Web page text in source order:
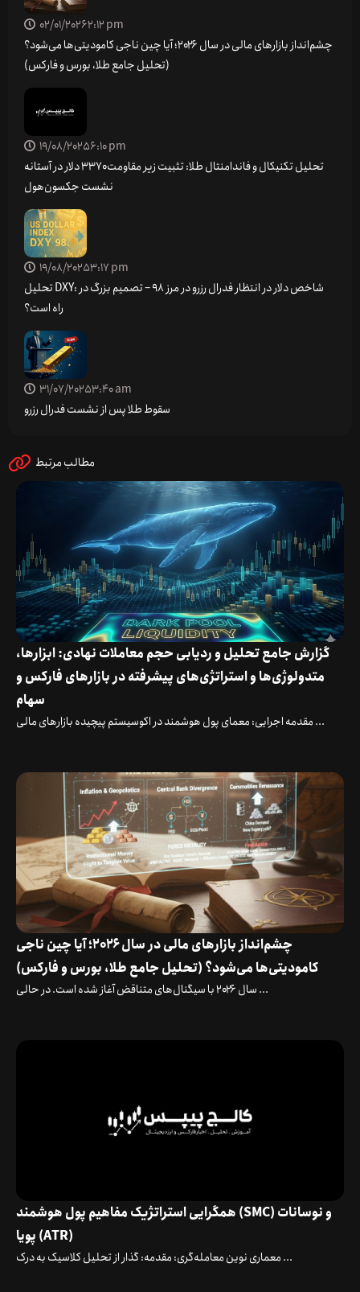
02/01/20262:12 pm
چشم‌انداز بازارهای مالی در سال ۲۰۲۶؛ آیا چین ناجی کامودیتی‌ها می‌شود؟
(تحلیل جامع طلا، بورس و فارکس)
19/08/20256:10 pm
تحلیل تکنیکال و فاندامنتال طلا: تثبیت زیر مقاومت ۳۳۷۰ دلار در آستانه
نشست جکسون‌هول
19/08/20253:17 pm
تحلیل DXY: شاخص دلار در انتظار فدرال رزرو در مرز 98 – تصمیم بزرگ در
راه است؟
31/07/20253:40 am
سقوط طلا پس از نشست فدرال رزرو
مطالب مرتبط
گزارش جامع تحلیل و ردیابی حجم معاملات نهادی: ابزارها،
متدولوژی‌ها و استراتژی‌های پیشرفته در بازارهای فارکس و
سهام
مقدمه اجرایی: معمای پول هوشمند در اکوسیستم پیچیده بازارهای مالی ...
چشم‌انداز بازارهای مالی در سال ۲۰۲۶؛ آیا چین ناجی
کامودیتی‌ها می‌شود؟ (تحلیل جامع طلا، بورس و فارکس)
سال ۲۰۲۶ با سیگنال‌های متناقض آغاز شده است. در حالی ...
همگرایی استراتژیک مفاهیم پول هوشمند (SMC) و نوسانات
پویا (ATR)
معماری نوین معامله‌گری: مقدمه: گذار از تحلیل کلاسیک به درک ...